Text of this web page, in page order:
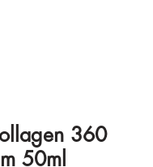
360
50ml